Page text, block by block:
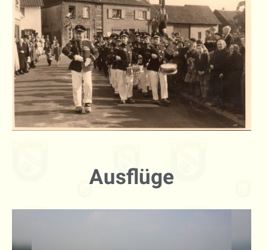
Ausflüge